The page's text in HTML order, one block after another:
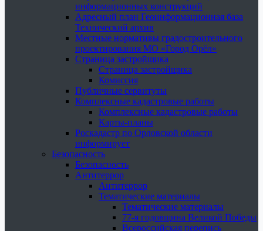
информационных конструкций
Адресный план Геоинформационная база
Технический архив
Местные нормативы градостроительного
проектирования МО «Город Орёл»
Страница застройщика
Страница застройщика
Комиссия
Публичные сервитуты
Комплексные кадастровые работы
Комплексные кадастровые работы
Карты-планы
Роскадастр по Орловской области
информирует
Безопасность
Безопасность
Антитеррор
Антитеррор
Тематические материалы
Тематические материалы
77-я годовщина Великой Победы
Всероссийская перепись